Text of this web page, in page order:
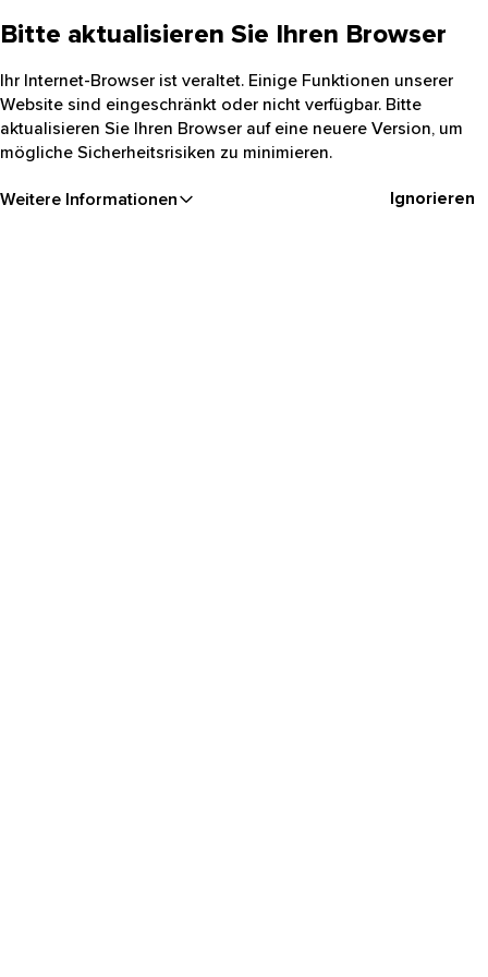
Bitte aktualisieren Sie Ihren Browser
Ihr Internet-Browser ist veraltet. Einige Funktionen unserer
Website sind eingeschränkt oder nicht verfügbar. Bitte
aktualisieren Sie Ihren Browser auf eine neuere Version, um
mögliche Sicherheitsrisiken zu minimieren.
Weitere Informationen Ignorieren